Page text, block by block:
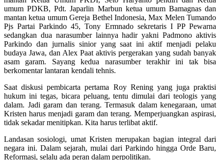
umum PDKB, Pdt. Japarlin Marbun ketua umum Bamagnas dan
mantan ketua umum Gereja Bethel Indonesia, Max Melen Tumando
Pjs Partai Parkindo 45, Tony Ermnado sekretaris I PP Pewarna
sedangkan dua narasumber lainnya hadir yakni Padmono aktivis
Parkindo dan jurnalis sinior yang saat ini aktif menjadi pelaku
budaya Jawa, dan Alex Paat aktivis pergerakan yang sudah banyak
asam garam. Sayang kedua narasumber terakhir ini tak bisa
berkomentar lantaran kendali tehnis.
Saat diskusi pembicarta pertama Roy Rening yang juga praktisi
hukum ini tegas, bicara peluang, tentu dimulai dari teologis yang
dalam. Jadi garam dan terang. Termasuk dalam kenegaraan, umat
Kristen harus menjadi garam dan terang. Memperjuangkan aspirasi,
tidak sekadar menitipkan. Kita harus terlibat aktif.
Landasan sosiologi, umat Kristen merupakan bagian integral dari
negara ini. Dalam sejarah, mulai dari Parkindo hingga Orde Baru,
Reformasi, selalu ada peran dalam perpolitikan.